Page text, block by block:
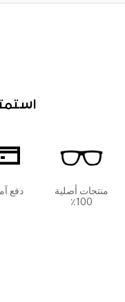
منتجات أصلية
100٪
دفع